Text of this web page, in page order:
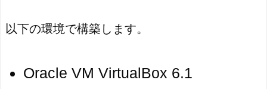
以下の環境で構築します。
Oracle VM VirtualBox 6.1